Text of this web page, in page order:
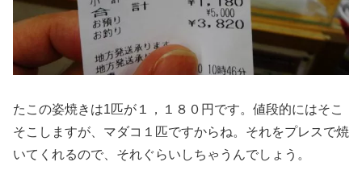
たこの姿焼きは1匹が １，１８０円 です。値段的にはそこ
そこしますが、マダコ１匹ですからね。それをプレスで焼
いてくれるので、それぐらいしちゃうんでしょう。